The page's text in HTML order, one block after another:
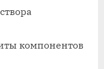
компонентов